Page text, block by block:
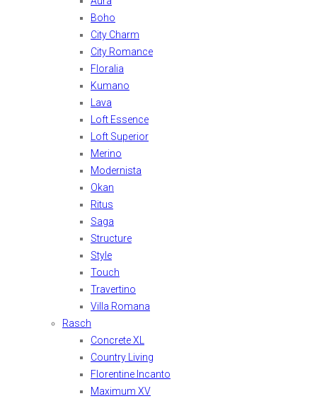
Boho
City Charm
City Romance
Floralia
Kumano
Lava
Loft Essence
Loft Superior
Merino
Modernista
Okan
Ritus
Saga
Structure
Style
Touch
Travertino
Villa Romana
Rasch
Concrete XL
Country Living
Florentine Incanto
Maximum XV